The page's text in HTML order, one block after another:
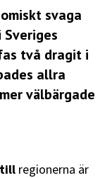
svaga
två dragit i
allra
välbärgade
regionerna är